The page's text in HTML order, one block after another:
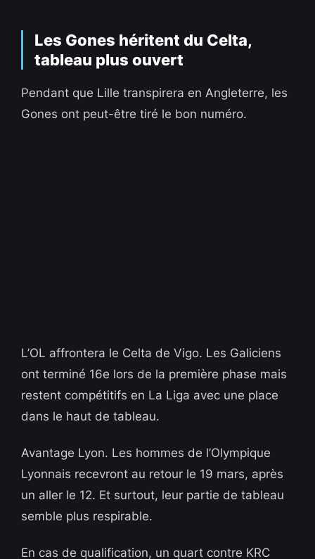
Les Gones héritent du Celta,
tableau plus ouvert
Pendant que Lille transpirera en Angleterre, les
Gones ont peut-être tiré le bon numéro.
L’OL affrontera le Celta de Vigo. Les Galiciens
ont terminé 16e lors de la première phase mais
restent compétitifs en La Liga avec une place
dans le haut de tableau.
Avantage Lyon. Les hommes de l’Olympique
Lyonnais recevront au retour le 19 mars, après
un aller le 12. Et surtout, leur partie de tableau
semble plus respirable.
En cas de qualification, un quart contre KRC